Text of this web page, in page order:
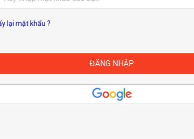
lại mật khẩu ?